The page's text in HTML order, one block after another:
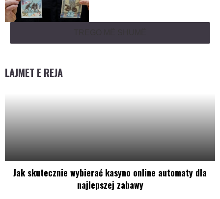
LAJMET E REJA
Jak skutecznie wybierać kasyno online automaty dla
najlepszej zabawy